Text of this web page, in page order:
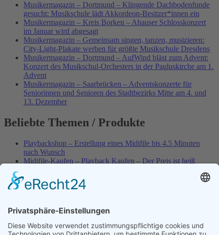
Musikermagazin – Dortmund – Klingende Dachbodenfunde
gesucht: Musikschule lädt Akkordeon-Besitzer*innen ein
Musikermagazin – Kreis Borken – Ahauser Schlosskonzert
im Januar wird abgesagt
Musikermagazin – Gemeinsam singen, tanzen, musizieren:
City-Light-Plakate werben für größte Musikschule Dresdens
Musikermagazin – Dortmund – AufWind bläst zum Advent:
Konzert des Musikschul-Orchesters in der Pauluskirche am 1.
Advent
Musikermagazin – Saarbrücken – Adventskonzerte für
Seniorinnen und Senioren des Stadtbezirks Mitte am 4. und
13. Dezember
Beliebte Themen / Produkte
Playbackshop – Erstellung eines Midifile bis 4.5 Minuten
nach Wunsch
Midifile-Kaufen – Playback Kaufen – Der Preis ist heiß
Best of Karaoke – Roy Black – Playbacks – Absolute Rarität
World-of-Karaoke – Midifiles kaufen – Ich baue Dein
Playbackshop – Erstellung eines Wunschmidifile bis 3.5
Minuten
10 Spanische All-TIME Sommerhits als Karaoke-Playbacks –